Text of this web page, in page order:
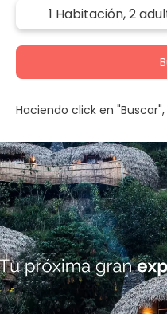
1 Habitación,2
Haciendo click en